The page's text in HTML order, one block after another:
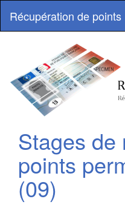
Récupération de points
Stages de
points
(09)